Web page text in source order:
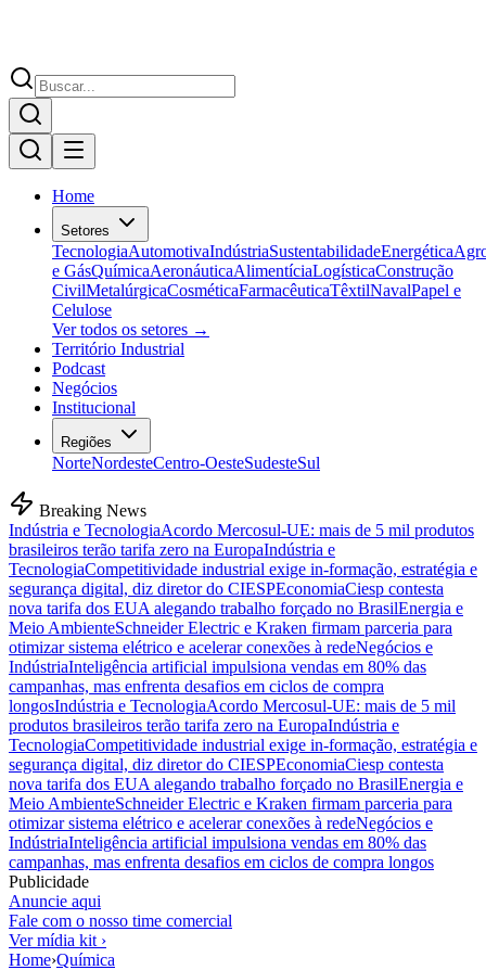
Home
Setores
TecnologiaAutomotivaIndústriaSustentabilidadeEnergética
e GásQuímicaAeronáuticaAlimentíciaLogísticaConstrução
CivilMetalúrgicaCosméticaFarmacêuticaTêxtilNavalPapel e
Celulose
Ver todos os setores →
Território Industrial
Podcast
Negócios
Institucional
Regiões
NorteNordesteCentro-OesteSudesteSul
Breaking News
Indústria e TecnologiaAcordo Mercosul-UE: mais de 5 mil produtos
brasileiros terão tarifa zero na EuropaIndústria e
TecnologiaCompetitividade industrial exige in-formação, estratégia e
segurança digital, diz diretor do CIESPEconomiaCiesp contesta
nova tarifa dos EUA alegando trabalho forçado no BrasilEnergia e
Meio AmbienteSchneider Electric e Kraken firmam parceria para
otimizar sistema elétrico e acelerar conexões à redeNegócios e
IndústriaInteligência artificial impulsiona vendas em 80% das
campanhas, mas enfrenta desafios em ciclos de compra
longosIndústria e TecnologiaAcordo Mercosul-UE: mais de 5 mil
produtos brasileiros terão tarifa zero na EuropaIndústria e
TecnologiaCompetitividade industrial exige in-formação, estratégia e
segurança digital, diz diretor do CIESPEconomiaCiesp contesta
nova tarifa dos EUA alegando trabalho forçado no BrasilEnergia e
Meio AmbienteSchneider Electric e Kraken firmam parceria para
otimizar sistema elétrico e acelerar conexões à redeNegócios e
IndústriaInteligência artificial impulsiona vendas em 80% das
campanhas, mas enfrenta desafios em ciclos de compra longos
Publicidade
Anuncie aqui
Fale com o nosso time comercial
Ver mídia kit ›
Home›Química